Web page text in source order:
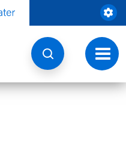
토
글
내
비